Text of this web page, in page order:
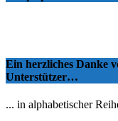
Ein herzliches Danke
Unterstützer…
... in alphabetischer